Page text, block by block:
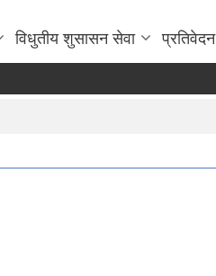
विधुतीय शुसासन सेवा प्रतिवेदन